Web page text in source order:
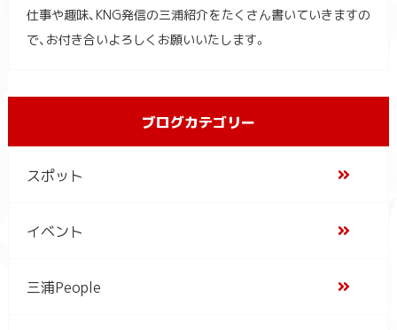
仕事や趣味、KNG発信の三浦紹介をたくさん書いていきますの
で、お付き合いよろしくお願いいたします。
ブログカテゴリー
スポット
イベント
三浦People